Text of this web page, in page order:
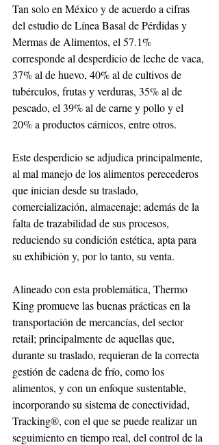
Tan solo en México y de acuerdo a cifras
del estudio de Línea Basal de Pérdidas y
Mermas de Alimentos, el 57.1%
corresponde al desperdicio de leche de vaca,
37% al de huevo, 40% al de cultivos de
tubérculos, frutas y verduras, 35% al de
pescado, el 39% al de carne y pollo y el
20% a productos cárnicos, entre otros.
Este desperdicio se adjudica principalmente,
al mal manejo de los alimentos perecederos
que inician desde su traslado,
comercialización, almacenaje; además de la
falta de trazabilidad de sus procesos,
reduciendo su condición estética, apta para
su exhibición y, por lo tanto, su venta.
Alineado con esta problemática, Thermo
King promueve las buenas prácticas en la
transportación de mercancías, del sector
retail; principalmente de aquellas que,
durante su traslado, requieran de la correcta
gestión de cadena de frío, como los
alimentos, y con un enfoque sustentable,
incorporando su sistema de conectividad,
Tracking®, con el que se puede realizar un
seguimiento en tiempo real, del control de la